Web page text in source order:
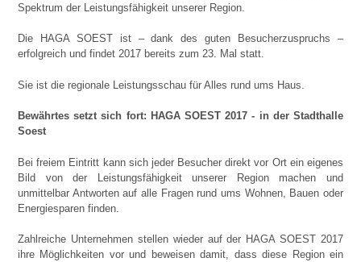
Spektrum der Leistungsfähigkeit unserer Region.
Die HAGA SOEST ist – dank des guten Besucherzuspruchs –
erfolgreich und findet 2017 bereits zum 23. Mal statt.
Sie ist die regionale Leistungsschau für Alles rund ums Haus.
Bewährtes setzt sich fort: HAGA SOEST 2017 - in der Stadthalle
Soest
Bei freiem Eintritt kann sich jeder Besucher direkt vor Ort ein eigenes
Bild von der Leistungsfähigkeit unserer Region machen und
unmittelbar Antworten auf alle Fragen rund ums Wohnen, Bauen oder
Energiesparen finden.
Zahlreiche Unternehmen stellen wieder auf der HAGA SOEST 2017
ihre Möglichkeiten vor und beweisen damit, dass diese Region ein